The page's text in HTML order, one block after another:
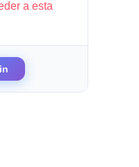
a esta